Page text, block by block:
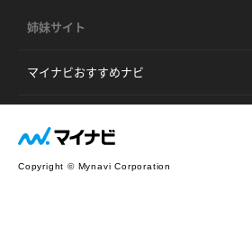
姉妹サイト
マイナビおすすめナビ
Copyright © Mynavi Corporation